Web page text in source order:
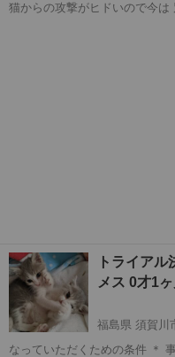
猫からの攻撃がヒドいので今は
トライア
メス 0才1ヶ
福島県 須賀川
なっていただくための条件 ＊